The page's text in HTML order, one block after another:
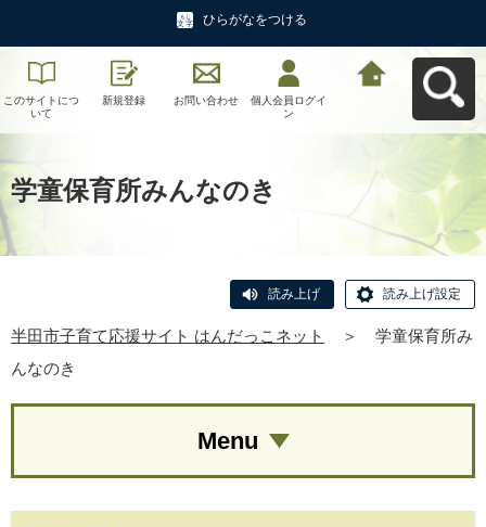
ひらがなをつける
このサイトにつ
いて
新規登録 お問い合わせ
個人会員ログイ
ン
学童保育所みんなのき
読み上げ 読み上げ設定
半田市子育て応援サイト はんだっこネット ＞
学童保育所み
んなのき
Menu